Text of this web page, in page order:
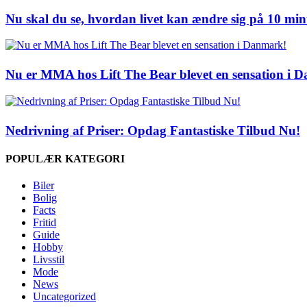
Nu skal du se, hvordan livet kan ændre sig på 10
Nu er MMA hos Lift The Bear blevet en sensation i
Nedrivning af Priser: Opdag Fantastiske Tilbud Nu!
POPULÆR KATEGORI
Biler
Bolig
Facts
Fritid
Guide
Hobby
Livsstil
Mode
News
Uncategorized